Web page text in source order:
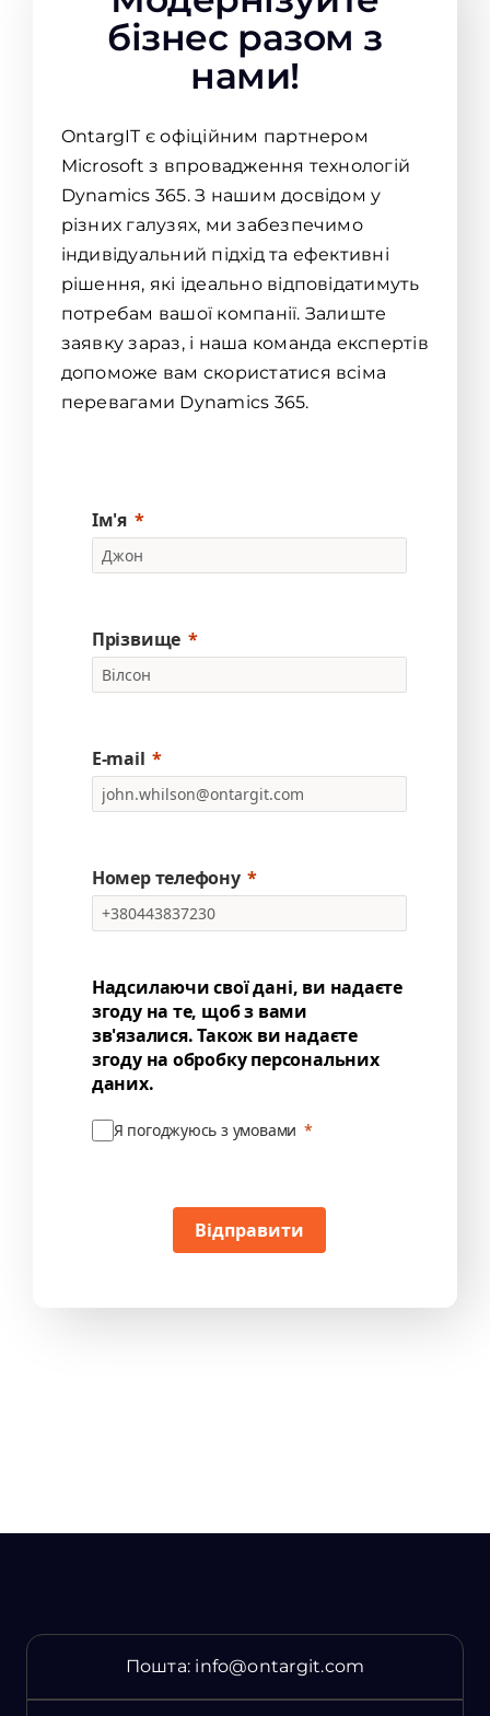
бізнес разом з
нами!
OntargIT є офіційним партнером
Microsoft з впровадження технологій
Dynamics 365. З нашим досвідом у
різних галузях, ми забезпечимо
індивідуальний підхід та ефективні
рішення, які ідеально відповідатимуть
потребам вашої компанії. Залиште
заявку зараз, і наша команда експертів
допоможе вам скористатися всіма
перевагами Dynamics 365.
Ім'я
Прізвище
E-mail
Номер телефону
Надсилаючи свої дані, ви надаєте
згоду на те, щоб з вами
зв'язалися. Також ви надаєте
згоду на обробку персональних
даних.
Я погоджуюсь з умовами
Відправити
Пошта: info@ontargit.com